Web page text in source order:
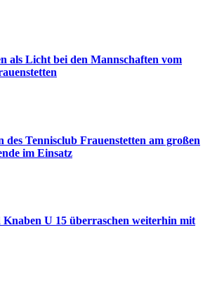
als Licht bei den Mannschaften vom
des Tennisclub Frauenstetten am großen
im Einsatz
U 15 überraschen weiterhin mit